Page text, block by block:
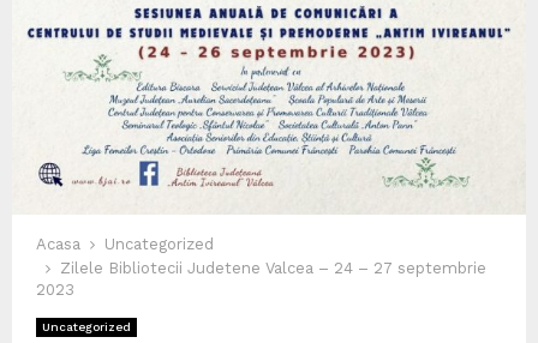
Acasa
Uncategorized
Zilele Bibliotecii Judetene Valcea – 24 – 27 septembrie
2023
Uncategorized